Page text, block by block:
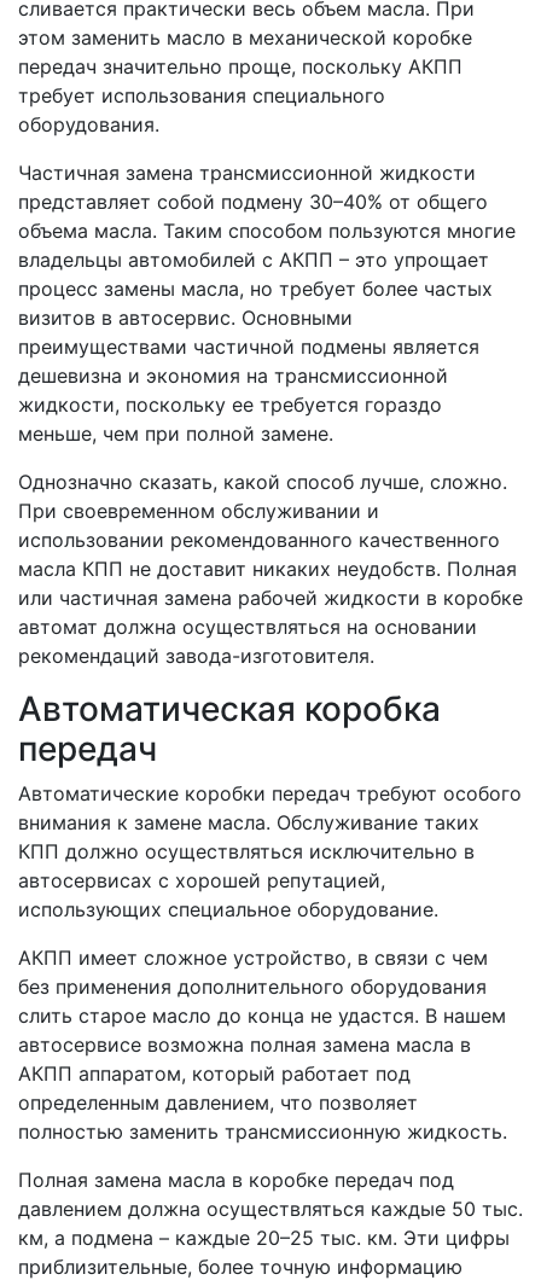
сливается практически весь объем масла. При
этом заменить масло в механической коробке
передач значительно проще, поскольку АКПП
требует использования специального
оборудования.
Частичная замена трансмиссионной жидкости
представляет собой подмену 30–40% от общего
объема масла. Таким способом пользуются многие
владельцы автомобилей с АКПП – это упрощает
процесс замены масла, но требует более частых
визитов в автосервис. Основными
преимуществами частичной подмены является
дешевизна и экономия на трансмиссионной
жидкости, поскольку ее требуется гораздо
меньше, чем при полной замене.
Однозначно сказать, какой способ лучше, сложно.
При своевременном обслуживании и
использовании рекомендованного качественного
масла КПП не доставит никаких неудобств. Полная
или частичная замена рабочей жидкости в коробке
автомат должна осуществляться на основании
рекомендаций завода-изготовителя.
Автоматическая коробка
передач
Автоматические коробки передач требуют особого
внимания к замене масла. Обслуживание таких
КПП должно осуществляться исключительно в
автосервисах с хорошей репутацией,
использующих специальное оборудование.
АКПП имеет сложное устройство, в связи с чем
без применения дополнительного оборудования
слить старое масло до конца не удастся. В нашем
автосервисе возможна полная замена масла в
АКПП аппаратом, который работает под
определенным давлением, что позволяет
полностью заменить трансмиссионную жидкость.
Полная замена масла в коробке передач под
давлением должна осуществляться каждые 50 тыс.
км, а подмена – каждые 20–25 тыс. км. Эти цифры
приблизительные, более точную информацию